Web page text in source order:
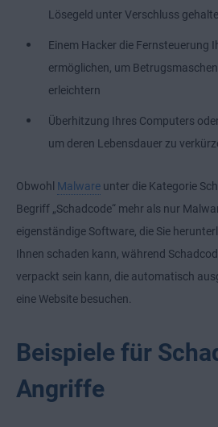
Lösegeld unter Verschluss
Einem Hacker die Fernsteuerung
ermöglichen, um
erleichtern
Überhitzung Ihres Computers
um deren Lebensdauer zu
Obwohl Malware unter die Kategorie
Begriff „Schadcode“ mehr als nur
eigenständige Software, die Sie
Ihnen schaden kann, während
verpackt sein kann, die automatisch
eine Website besuchen.
Beispiele für
Angriffe